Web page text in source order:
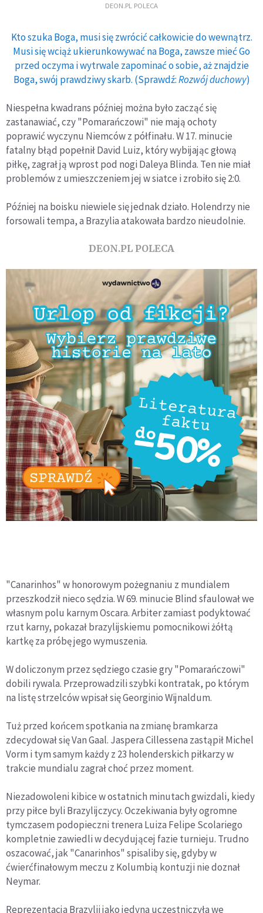
DEON.PL POLECA
Kto szuka Boga, musi się zwrócić całkowicie do wewnątrz.
Musi się wciąż ukierunkowywać na Boga, zawsze mieć Go
przed oczyma i wytrwale zapominać o sobie, aż znajdzie
Boga, swój prawdziwy skarb. (Sprawdź:Rozwój duchowy)
Niespełna kwadrans później można było zacząć się
zastanawiać, czy "Pomarańczowi" nie mają ochoty
poprawić wyczynu Niemców z półfinału. W 17. minucie
fatalny błąd popełnił David Luiz, który wybijając głową
piłkę, zagrał ją wprost pod nogi Daleya Blinda. Ten nie miał
problemów z umieszczeniem jej w siatce i zrobiło się 2:0.
Później na boisku niewiele się jednak działo. Holendrzy nie
forsowali tempa, a Brazylia atakowała bardzo nieudolnie.
DEON.PL POLECA
"Canarinhos" w honorowym pożegnaniu z mundialem
przeszkodził nieco sędzia. W 69. minucie Blind sfaulował we
własnym polu karnym Oscara. Arbiter zamiast podyktować
rzut karny, pokazał brazylijskiemu pomocnikowi żółtą
kartkę za próbę jego wymuszenia.
W doliczonym przez sędziego czasie gry "Pomarańczowi"
dobili rywala. Przeprowadzili szybki kontratak, po którym
na listę strzelców wpisał się Georginio Wijnaldum.
Tuż przed końcem spotkania na zmianę bramkarza
zdecydował się Van Gaal. Jaspera Cillessena zastąpił Michel
Vorm i tym samym każdy z 23 holenderskich piłkarzy w
trakcie mundialu zagrał choć przez moment.
Niezadowoleni kibice w ostatnich minutach gwizdali, kiedy
przy piłce byli Brazylijczycy. Oczekiwania były ogromne
tymczasem podopieczni trenera Luiza Felipe Scolariego
kompletnie zawiedli w decydującej fazie turnieju. Trudno
oszacować, jak "Canarinhos" spisaliby się, gdyby w
ćwierćfinałowym meczu z Kolumbią kontuzji nie doznał
Neymar.
Reprezentacja Brazylii jako jedyna uczestniczyła we